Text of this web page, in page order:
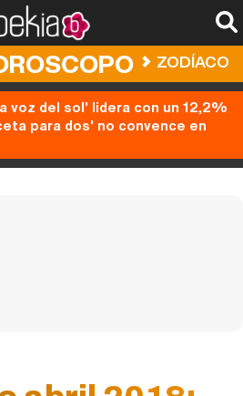
ZODÍACO
voz del sol' lidera con un 12,2%
para dos' no convence en